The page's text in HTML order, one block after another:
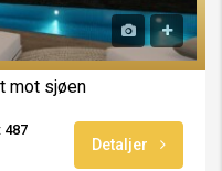
mot sjøen
487
Detaljer